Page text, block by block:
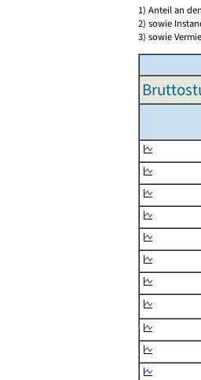
1) Anteil an
2) sowie
3) sowie